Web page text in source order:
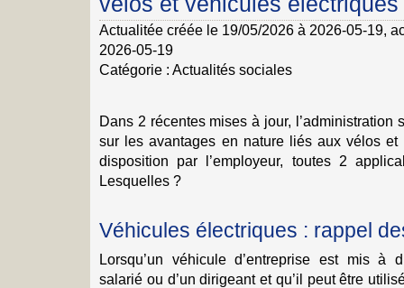
Actualitée créée le 19/05/2026 à 2026-05-19,
2026-05-19
Catégorie : Actualités sociales
Dans 2 récentes mises à jour, l’administration
sur les avantages en nature liés aux vélos
disposition par l’employeur, toutes 2
Lesquelles ?
Véhicules électriques : rappel
Lorsqu’un véhicule d’entreprise est mis à
salarié ou d’un dirigeant et qu’il peut être